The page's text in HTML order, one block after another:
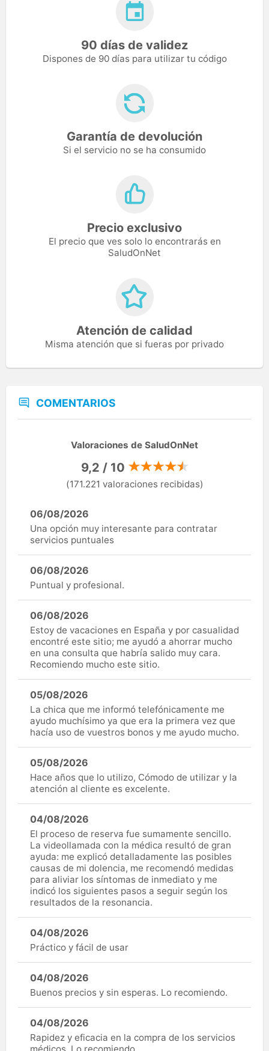
90 días de validez
Dispones de 90 días para utilizar tu código
Garantía de devolución
Si el servicio no se ha consumido
Precio exclusivo
El precio que ves solo lo encontrarás en
SaludOnNet
Atención de calidad
Misma atención que si fueras por privado
COMENTARIOS
Valoraciones de SaludOnNet
9,2 / 10
(171.221 valoraciones recibidas)
06/08/2026
Una opción muy interesante para contratar
servicios puntuales
06/08/2026
Puntual y profesional.
06/08/2026
Estoy de vacaciones en España y por casualidad
encontré este sitio; me ayudó a ahorrar mucho
en una consulta que habría salido muy cara.
Recomiendo mucho este sitio.
05/08/2026
La chica que me informó telefónicamente me
ayudo muchísimo ya que era la primera vez que
hacía uso de vuestros bonos y me ayudo mucho.
05/08/2026
Hace años que lo utilizo, Cómodo de utilizar y la
atención al cliente es excelente.
04/08/2026
El proceso de reserva fue sumamente sencillo.
La videollamada con la médica resultó de gran
ayuda: me explicó detalladamente las posibles
causas de mi dolencia, me recomendó medidas
para aliviar los síntomas de inmediato y me
indicó los siguientes pasos a seguir según los
resultados de la resonancia.
04/08/2026
Práctico y fácil de usar
04/08/2026
Buenos precios y sin esperas. Lo recomiendo.
04/08/2026
Rapidez y eficacia en la compra de los servicios